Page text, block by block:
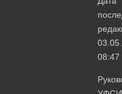
08:47